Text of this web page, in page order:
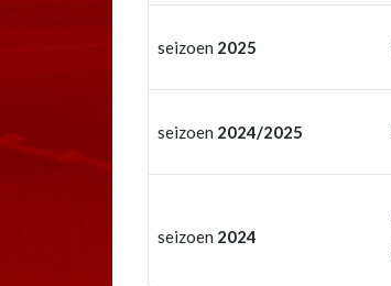
seizoen 2025
seizoen 2024/2025
seizoen 2024